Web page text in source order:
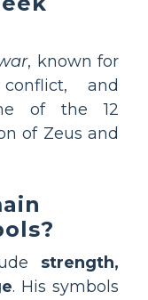
, known for
and
of the 12
of Zeus and
strength,
. His symbols